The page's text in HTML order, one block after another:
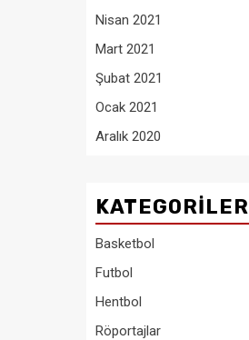
Nisan 2021
Mart 2021
Şubat 2021
Ocak 2021
Aralık 2020
KATEGORILER
Basketbol
Futbol
Hentbol
Röportajlar